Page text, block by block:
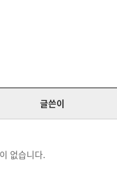
글쓴이
없습니다.